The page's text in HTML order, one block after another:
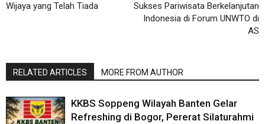
Wijaya yang Telah Tiada
Sukses Pariwisata Berkelanjutan
Indonesia di Forum UNWTO di
AS
RELATED ARTICLES MORE FROM AUTHOR
KKBS Soppeng Wilayah Banten Gelar
Refreshing di Bogor, Pererat Silaturahmi